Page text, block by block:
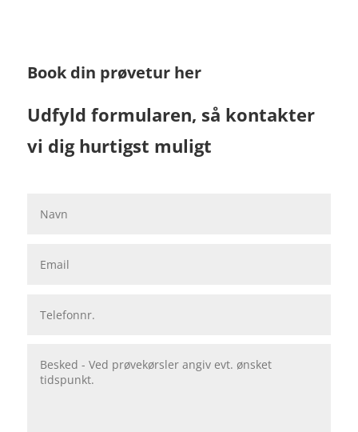
Book din prøvetur her
Udfyld formularen, så kontakter
vi dig hurtigst muligt